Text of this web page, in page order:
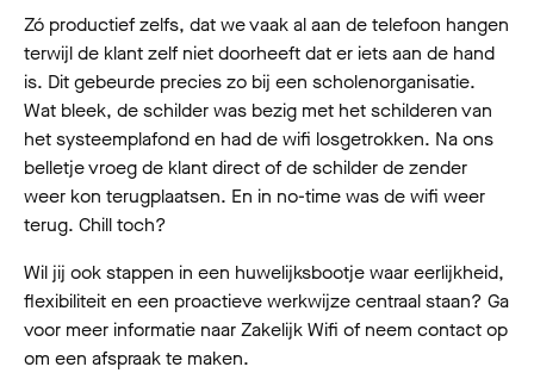
Zó productief zelfs, dat we vaak al aan de telefoon hangen
terwijl de klant zelf niet doorheeft dat er iets aan de hand
is. Dit gebeurde precies zo bij een scholenorganisatie.
Wat bleek, de schilder was bezig met het schilderen van
het systeemplafond en had de wifi losgetrokken. Na ons
belletje vroeg de klant direct of de schilder de zender
weer kon terugplaatsen. En in no-time was de wifi weer
terug. Chill toch?
Wil jij ook stappen in een huwelijksbootje waar eerlijkheid,
flexibiliteit en een proactieve werkwijze centraal staan? Ga
voor meer informatie naar Zakelijk Wifi of neem contact op
om een afspraak te maken.